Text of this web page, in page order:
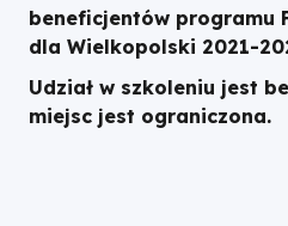
beneficjentów programu
dla Wielkopolski 2021-
Udział w szkoleniu jest
miejsc jest ograniczona.